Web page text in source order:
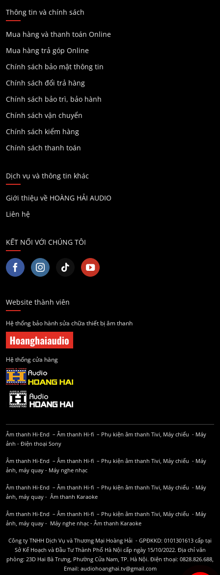
Thông tin và chính sách
Mua hàng và thanh toán Online
Mua hàng trả góp Online
Chính sách bảo mật thông tin
Chính sách đổi trả hàng
Chính sách bảo trì, bảo hành
Chính sách vận chuyển
Chính sách kiểm hàng
Chính sách thanh toán
Dịch vụ và thông tin khác
Giới thiệu về HOÀNG HẢI AUDIO
Liên hệ
KẾT NỐI VỚI CHÚNG TÔI
Website thành viên
Hệ thống bảo hành sửa chữa thiết bị âm thanh
Hệ thống cửa hàng
Âm thanh Hi-End – Âm thanh Hi-fi – Phụ kiện âm thanh Tivi, Máy chiếu - Máy
ảnh - Điện thoại Sony
Âm thanh Hi-End – Âm thanh Hi-fi – Phụ kiện âm thanh Tivi, Máy chiếu - Máy
ảnh, máy quay - Máy nghe nhạc
Âm thanh Hi-End – Âm thanh Hi-fi – Phụ kiện âm thanh Tivi, Máy chiếu - Máy
ảnh, máy quay - Âm thanh Karaoke
Âm thanh Hi-End – Âm thanh Hi-fi – Phụ kiện âm thanh Tivi, Máy chiếu - Máy
ảnh, máy quay - Máy nghe nhạc - Âm thanh Karaoke
Công ty TNHH Dịch Vụ và Thương Mại Hoàng Hải - GPĐKKD: 0101301613 cấp tại
Sở Kế Hoạch và Đầu Tư Thành Phố Hà Nội cấp ngày 15/10/2022. Địa chỉ văn
phòng: 23D Hai Bà Trưng, Phường Cửa Nam, TP. Hà Nội. Điện thoại: 0828.826.688,
Email: audiohoanghai.tv@gmail.com